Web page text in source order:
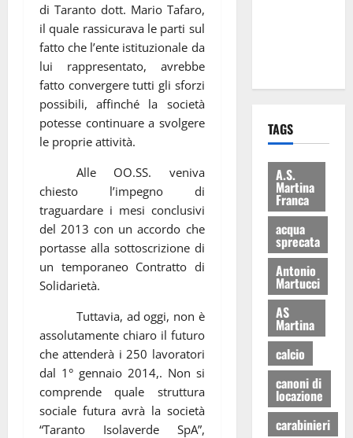
di Taranto dott. Mario Tafaro,
il quale rassicurava le parti sul
fatto che l’ente istituzionale da
lui rappresentato, avrebbe
fatto convergere tutti gli sforzi
possibili, affinché la società
potesse continuare a svolgere
le proprie attività.
Alle OO.SS. veniva
chiesto l’impegno di
traguardare i mesi conclusivi
del 2013 con un accordo che
portasse alla sottoscrizione di
un temporaneo Contratto di
Solidarietà.
Tuttavia, ad oggi, non è
assolutamente chiaro il futuro
che attenderà i 250 lavoratori
dal 1° gennaio 2014,. Non si
comprende quale struttura
sociale futura avrà la società
“Taranto Isolaverde SpA”,
TAGS
A.S.
Martina
Franca
acqua
sprecata
Antonio
Martucci
AS
Martina
calcio
canoni di
locazione
carabinieri